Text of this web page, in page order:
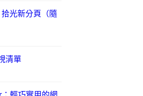
光新分頁（隨
清單